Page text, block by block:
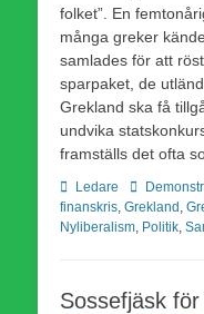
folket”. En
många greker
samlades för att
sparpaket, de
Grekland ska få
undvika
framställs det ofta
Kategorier
Ledare Etiketter
finanskris Grekland
Nyliberalism Politik
Sossefjäsk